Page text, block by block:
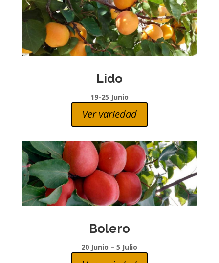
Lido
19-25 Junio
Ver variedad
Bolero
20 Junio – 5 Julio